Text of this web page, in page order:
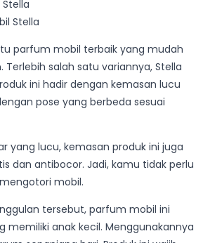
Stella
parfum mobil terbaik yang mudah
salah satu variannya, Stella
ini hadir dengan kemasan lucu
pose yang berbeda sesuai
yang lucu, kemasan produk ini juga
dan antibocor. Jadi, kamu tidak perlu
mobil.
tersebut, parfum mobil ini
memiliki anak kecil. Menggunakannya